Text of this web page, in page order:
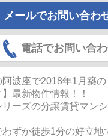
メールでお問い合わ
電話でお問い合
阿波座で2018年1月築
最新物件情報！！
ーズの分譲賃貸マン
わずか徒歩1分の好立地